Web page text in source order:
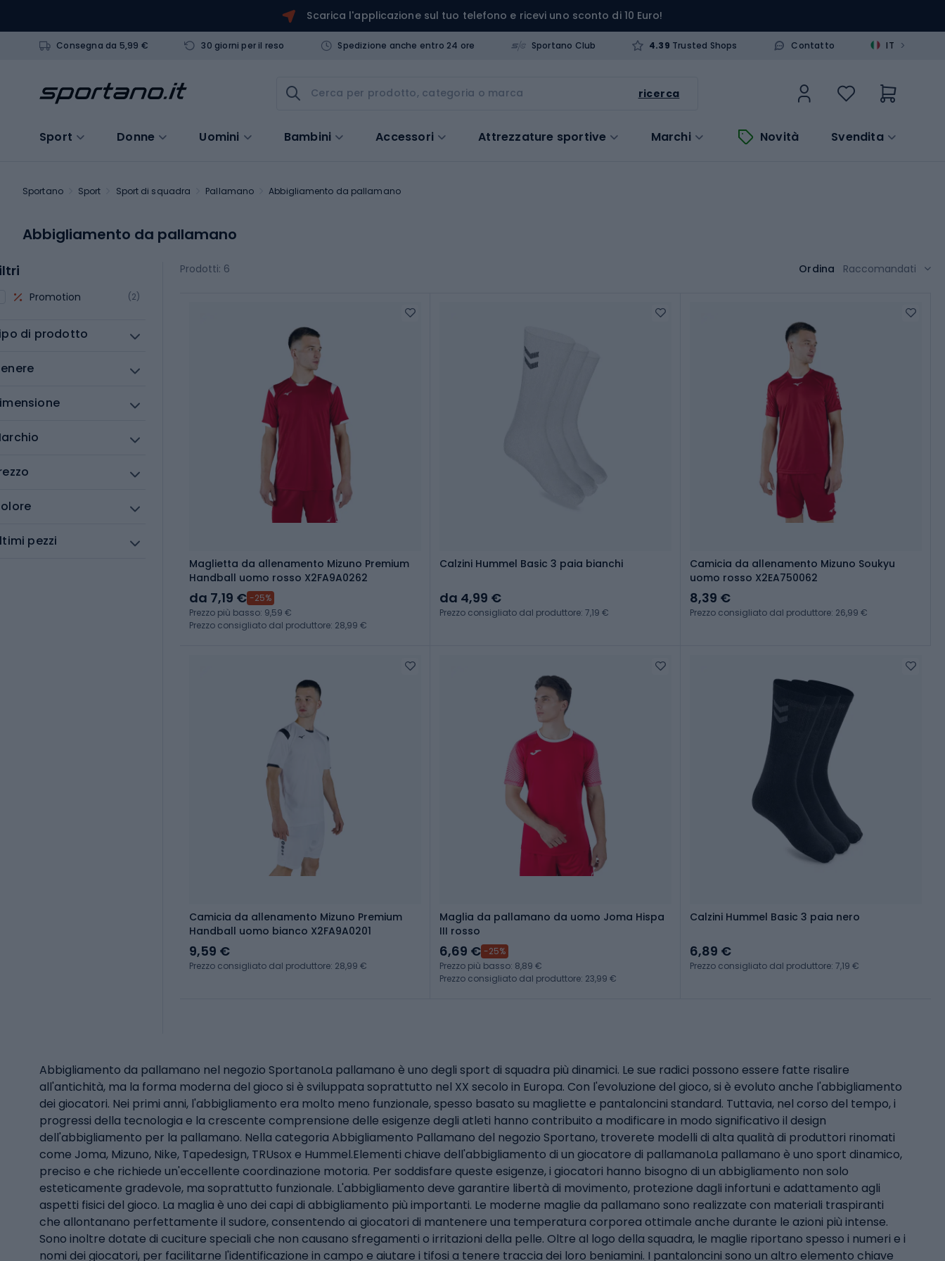
Scarica l'applicazione sul tuo telefono e ricevi uno sconto di 10 Euro!
Consegna da 5,99 € 30 giorni per il reso Spedizione anche entro 24 ore Sportano Club 4.39 Trusted Shops Contatto IT >
ricerca
Sport Donne Uomini Bambini Accessori Attrezzature sportive Marchi Novità Svendita
Sportano Sport Sport di squadra Pallamano Abbigliamento da pallamano
Abbigliamento da pallamano
Promotion (2)
di prodotto
pezzi
Prodotti: 6 Ordina Raccomandati
Maglietta da allenamento Mizuno Premium
Handball uomo rosso X2FA9A0262
da 7,19 € -25%
Prezzo più basso: 9,59 €
Prezzo consigliato dal produttore: 28,99 €
Calzini Hummel Basic 3 paia bianchi
da 4,99 €
Prezzo consigliato dal produttore: 7,19 €
Camicia da allenamento Mizuno Soukyu
uomo rosso X2EA750062
8,39 €
Prezzo consigliato dal produttore: 26,99 €
Camicia da allenamento Mizuno Premium
Handball uomo bianco X2FA9A0201
9,59 €
Prezzo consigliato dal produttore: 28,99 €
Maglia da pallamano da uomo Joma Hispa
III rosso
6,69 € -25%
Prezzo più basso: 8,89 €
Prezzo consigliato dal produttore: 23,99 €
Calzini Hummel Basic 3 paia nero
6,89 €
Prezzo consigliato dal produttore: 7,19 €
Abbigliamento da pallamano nel negozio SportanoLa pallamano è uno degli sport di squadra più dinamici. Le sue radici possono essere fatte risalire
all'antichità, ma la forma moderna del gioco si è sviluppata soprattutto nel XX secolo in Europa. Con l'evoluzione del gioco, si è evoluto anche l'abbigliamento
dei giocatori. Nei primi anni, l'abbigliamento era molto meno funzionale, spesso basato su magliette e pantaloncini standard. Tuttavia, nel corso del tempo, i
progressi della tecnologia e la crescente comprensione delle esigenze degli atleti hanno contribuito a modificare in modo significativo il design
dell'abbigliamento per la pallamano. Nella categoria Abbigliamento Pallamano del negozio Sportano, troverete modelli di alta qualità di produttori rinomati
come Joma, Mizuno, Nike, Tapedesign, TRUsox e Hummel.Elementi chiave dell'abbigliamento di un giocatore di pallamanoLa pallamano è uno sport dinamico,
preciso e che richiede un'eccellente coordinazione motoria. Per soddisfare queste esigenze, i giocatori hanno bisogno di un abbigliamento non solo
esteticamente gradevole, ma soprattutto funzionale. L'abbigliamento deve garantire libertà di movimento, protezione dagli infortuni e adattamento agli
aspetti fisici del gioco. La maglia è uno dei capi di abbigliamento più importanti. Le moderne maglie da pallamano sono realizzate con materiali traspiranti
che allontanano perfettamente il sudore, consentendo ai giocatori di mantenere una temperatura corporea ottimale anche durante le azioni più intense.
Sono inoltre dotate di cuciture speciali che non causano sfregamenti o irritazioni della pelle. Oltre al logo della squadra, le maglie riportano spesso i numeri e i
nomi dei giocatori, per facilitarne l'identificazione in campo e aiutare i tifosi a tenere traccia dei loro beniamini. I pantaloncini sono un altro elemento chiave